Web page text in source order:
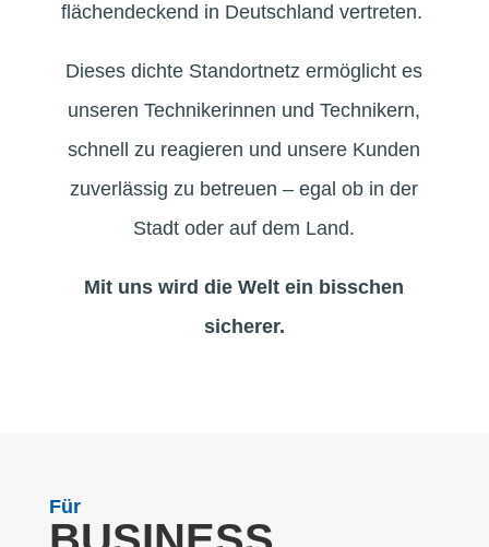
flächendeckend in Deutschland vertreten.
Dieses dichte Standortnetz ermöglicht es
unseren Technikerinnen und Technikern,
schnell zu reagieren und unsere Kunden
zuverlässig zu betreuen – egal ob in der
Stadt oder auf dem Land.
Mit uns wird die Welt ein bisschen
sicherer.
Für